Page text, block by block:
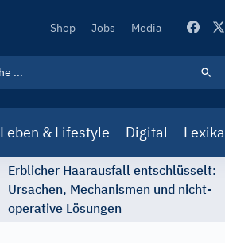
Secondary
Shop Jobs Media
Leben & Lifestyle Digital Lexika
Erblicher Haarausfall entschlüsselt:
Ursachen, Mechanismen und nicht-
operative Lösungen